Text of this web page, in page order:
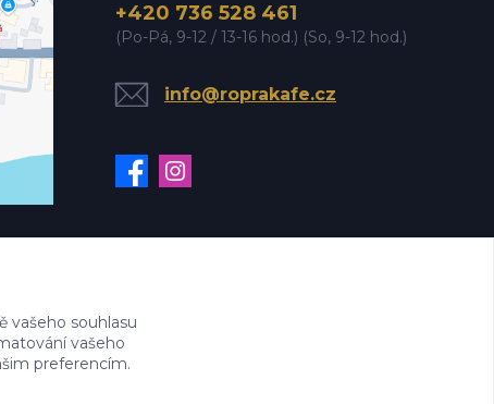
+420 736 528 461
(Po-Pá, 9-12 / 13-16 hod.) (So, 9-12 hod.)
info@roprakafe.cz
vašeho souhlasu
vašeho
preferencím.